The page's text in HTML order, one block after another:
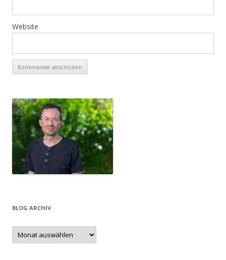
Website
BLOG ARCHIV
Blog
Archiv